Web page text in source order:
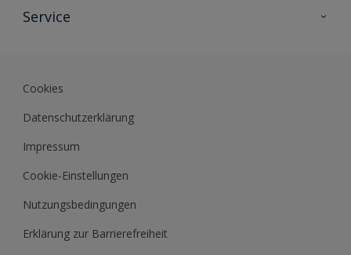
Metallschutz
Farbkollektionen
Farb-Tools
Service
Sikkens Akademie
Datenblätter
Cookies
Datenschutzerklärung
Impressum
Cookie-Einstellungen
Nutzungsbedingungen
Erklärung zur Barrierefreiheit